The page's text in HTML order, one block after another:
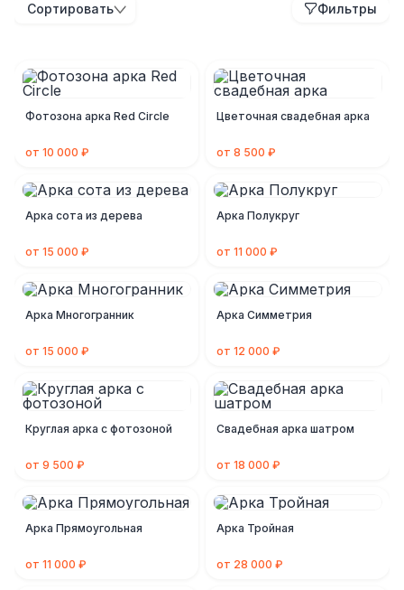
Сортировать Фильтры
Фотозона арка Red Circle
от 10 000 ₽
Цветочная свадебная арка
от 8 500 ₽
Арка сота из дерева
от 15 000 ₽
Арка Полукруг
от 11 000 ₽
Арка Многогранник
от 15 000 ₽
Арка Симметрия
от 12 000 ₽
Круглая арка с фотозоной
от 9 500 ₽
Свадебная арка шатром
от 18 000 ₽
Арка Прямоугольная
от 11 000 ₽
Арка Тройная
от 28 000 ₽